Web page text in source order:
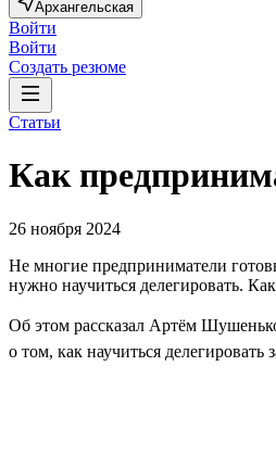
Архангельская
Войти
Войти
Создать резюме
Статьи
Как
26 ноября 2024
Не многие предприниматели
нужно научиться делегировать.
Об этом рассказал Артём
о том, как научиться делегировать